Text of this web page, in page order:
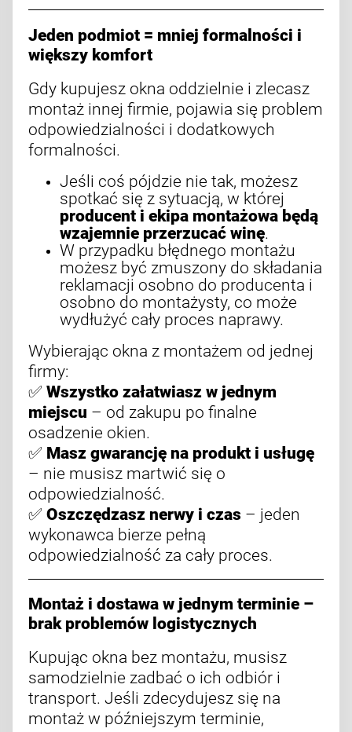
Jeden podmiot = mniej formalności i
większy komfort
Gdy kupujesz okna oddzielnie i zlecasz
montaż innej firmie, pojawia się problem
odpowiedzialności i dodatkowych
formalności.
Jeśli coś pójdzie nie tak, możesz
spotkać się z sytuacją, w której
producent i ekipa montażowa będą
wzajemnie przerzucać winę.
W przypadku błędnego montażu
możesz być zmuszony do składania
reklamacji osobno do producenta i
osobno do montażysty, co może
wydłużyć cały proces naprawy.
Wybierając okna z montażem od jednej
firmy:
✅ Wszystko załatwiasz w jednym
miejscu – od zakupu po finalne
osadzenie okien.
✅ Masz gwarancję na produkt i usługę
– nie musisz martwić się o
odpowiedzialność.
✅ Oszczędzasz nerwy i czas – jeden
wykonawca bierze pełną
odpowiedzialność za cały proces.
Montaż i dostawa w jednym terminie –
brak problemów logistycznych
Kupując okna bez montażu, musisz
samodzielnie zadbać o ich odbiór i
transport. Jeśli zdecydujesz się na
montaż w późniejszym terminie,